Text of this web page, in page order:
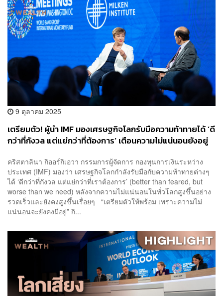
9 ตุลาคม 2025
เตรียมตัว! ผู้นำ IMF มองเศรษฐกิจโลกรับมือความท้าทายได้ ‘ดี
กว่าที่กังวล แต่แย่กว่าที่ต้องการ’ เตือนความไม่แน่นอนยังอยู่
คริสตาลินา กิออร์กิเอวา กรรมการผู้จัดการ กองทุนการเงินระหว่าง
ประเทศ (IMF) มองว่า เศรษฐกิจโลกกำลังรับมือกับความท้าทายต่างๆ
ได้ ‘ดีกว่าที่กังวล แต่แย่กว่าที่เราต้องการ’ (better than feared, but
worse than we need) หลังจากความไม่แน่นอนในทั่วโลกสูงขึ้นอย่าง
รวดเร็วและยังคงสูงขึ้นเรื่อยๆ “เตรียมตัวให้พร้อม เพราะความไม่
แน่นอนจะยังคงมีอยู่” กิ...